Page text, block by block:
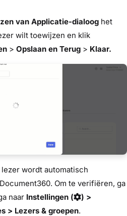
van Applicatie-dialoog het
wilt toewijzen en klik
> Opslaan en Terug > Klaar.
wordt automatisch
Om te verifiëren, ga
naar Instellingen (
) >
> Lezers & groepen.